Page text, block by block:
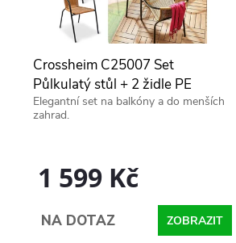
Crossheim C25007 Set
Půlkulatý stůl + 2 židle PE
rattan, hnědý
1 599 Kč
NA DOTAZ ZOBRAZIT
Elegantní set na balkóny a do menších
zahrad.